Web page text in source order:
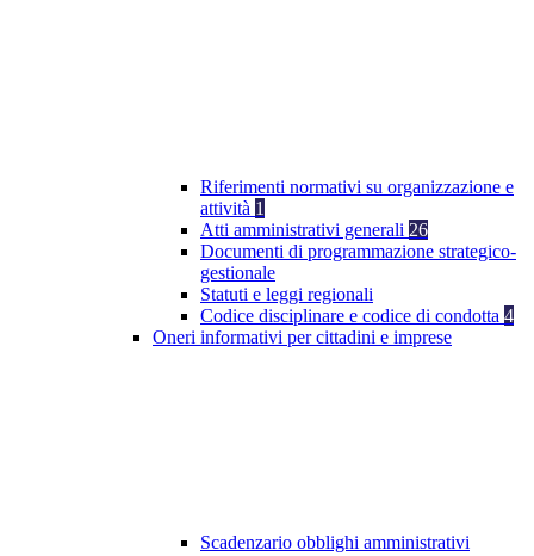
Riferimenti normativi su organizzazione e
attività 1
Atti amministrativi generali 26
Documenti di programmazione strategico-
gestionale
Statuti e leggi regionali
Codice disciplinare e codice di condotta 4
Oneri informativi per cittadini e imprese
Scadenzario obblighi amministrativi